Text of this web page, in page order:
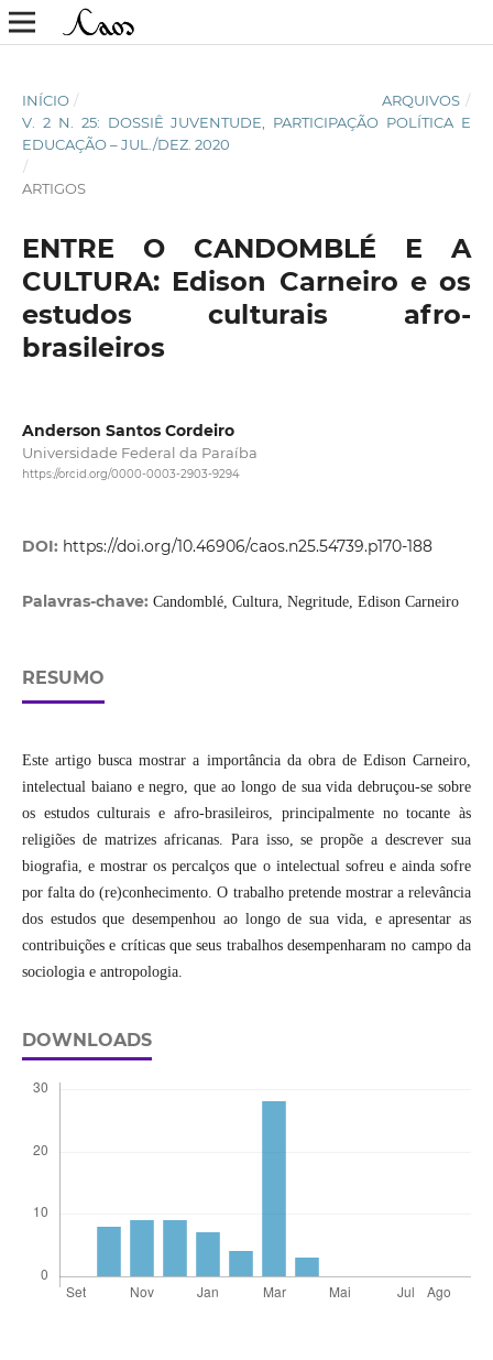
INÍCIO / ARQUIVOS /
V. 2 N. 25: DOSSIÊ JUVENTUDE, PARTICIPAÇÃO POLÍTICA E
EDUCAÇÃO – JUL./DEZ. 2020
/
ARTIGOS
ENTRE O CANDOMBLÉ E A
CULTURA: Edison Carneiro e os
estudos culturais afro-
brasileiros
Anderson Santos Cordeiro
Universidade Federal da Paraíba
https://orcid.org/0000-0003-2903-9294
DOI: https://doi.org/10.46906/caos.n25.54739.p170-188
Palavras-chave: Candomblé, Cultura, Negritude, Edison Carneiro
RESUMO
Este artigo busca mostrar a importância da obra de Edison Carneiro,
intelectual baiano e negro, que ao longo de sua vida debruçou-se sobre
os estudos culturais e afro-brasileiros, principalmente no tocante às
religiões de matrizes africanas. Para isso, se propõe a descrever sua
biografia, e mostrar os percalços que o intelectual sofreu e ainda sofre
por falta do (re)conhecimento. O trabalho pretende mostrar a relevância
dos estudos que desempenhou ao longo de sua vida, e apresentar as
contribuições e críticas que seus trabalhos desempenharam no campo da
sociologia e antropologia.
DOWNLOADS